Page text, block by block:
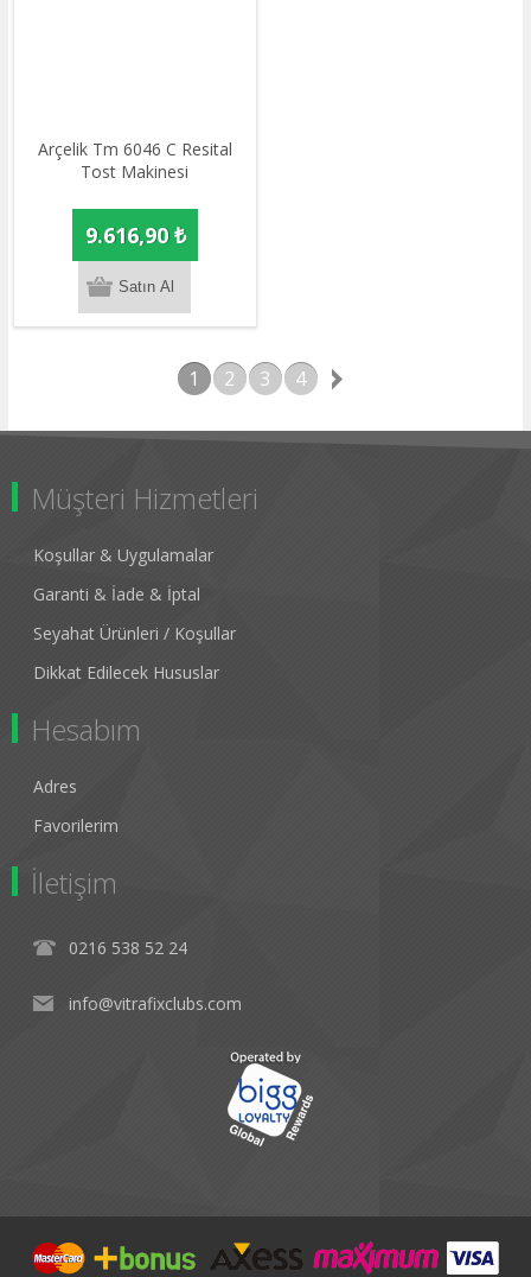
Arçelik Tm 6046 C Resital
Tost Makinesi
9.616,90 ₺
1 2 3 4
Müşteri Hizmetleri
Koşullar & Uygulamalar
Garanti & İade & İptal
Seyahat Ürünleri / Koşullar
Dikkat Edilecek Hususlar
Hesabım
Adres
Favorilerim
İletişim
0216 538 52 24
info@vitrafixclubs.com